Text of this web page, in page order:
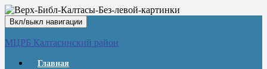
Вкл/выкл навигации
МЦРБ Калтасинский район
Главная